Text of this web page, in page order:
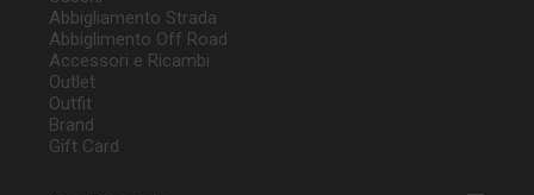
Abbigliamento Strada
Abbiglimento Off Road
Accessori e Ricambi
Outlet
Outfit
Brand
Gift Card